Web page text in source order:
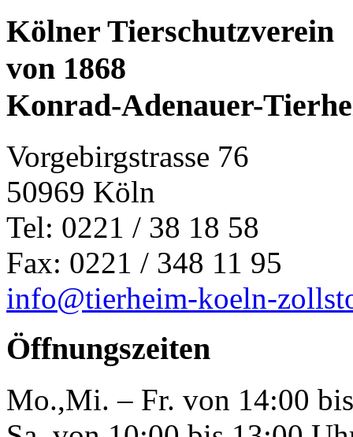
Kölner Tierschutzverein
von 1868
Konrad-Adenauer-
Vorgebirgstrasse 76
50969 Köln
Tel: 0221 / 38 18 58
Fax: 0221 / 348 11 95
info@tierheim-koeln-
Öffnungszeiten
Mo.,Mi. – Fr. von 14:00